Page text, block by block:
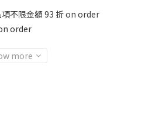
不限金額 93 折 on order
order
more